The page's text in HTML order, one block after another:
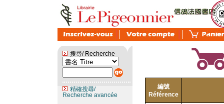
搜尋/ Recherche
精確搜尋/
Recherche avancée
編號
Référence